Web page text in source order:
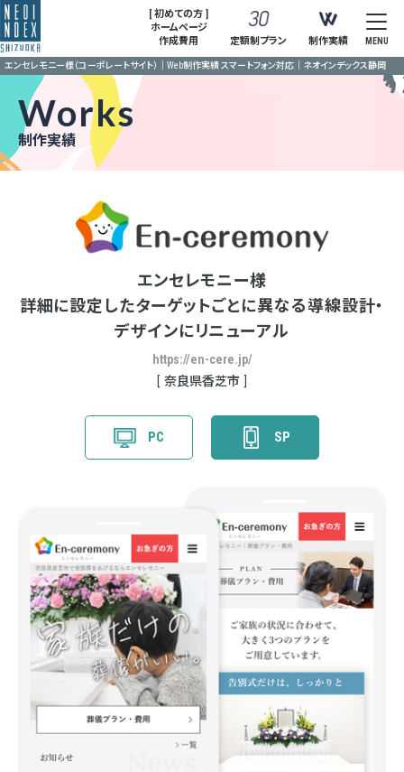
[ 初めての方 ]
ホームページ
作成費用
定額制プラン 制作実績 MENU
エンセレモニー様（コーポレートサイト）｜Web制作実績 スマートフォン対応｜ネオインデックス静岡
Works
制作実績
エンセレモニー様
詳細に設定したターゲットごとに異なる導線設計・
デザインにリニューアル
https://en-cere.jp/
奈良県香芝市
PC SP